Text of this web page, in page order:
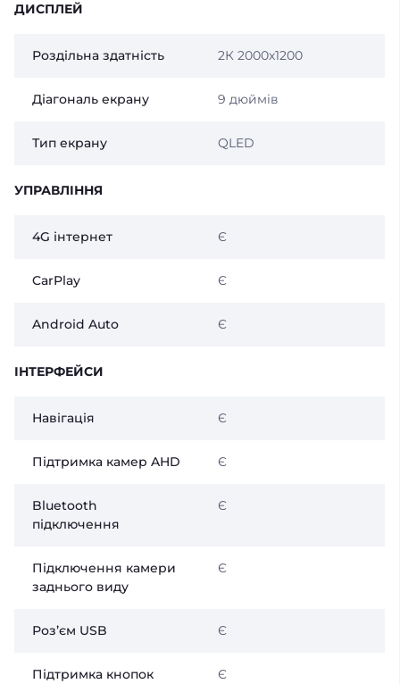
ДИСПЛЕЙ
Роздільна здатність 2К 2000х1200
Діагональ екрану 9 дюймів
Тип екрану QLED
УПРАВЛІННЯ
4G інтернет Є
CarPlay Є
Android Auto Є
ІНТЕРФЕЙСИ
Навігація Є
Підтримка камер AHD Є
Bluetooth
підключення
Є
Підключення камери
заднього виду
Є
Розʼєм USB Є
Підтримка кнопок
Є